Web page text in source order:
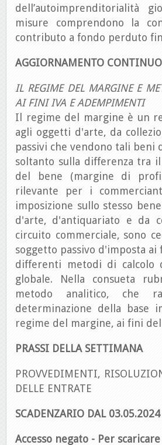
dell’autoimprenditorialità
misure comprendono la
contributo a fondo perduto
AGGIORNAMENTO
IL REGIME DEL MARGINE E
AI FINI IVA E ADEMPIMENTI
Il regime del margine è un
agli oggetti d'arte, da
passivi che vendono tali beni
soltanto sulla differenza tra
del bene (margine di
rilevante per i
imposizione sullo stesso
d'arte, d'antiquariato e da
circuito commerciale, sono
soggetto passivo d'imposta
differenti metodi di calcolo
globale. Nella consueta
metodo analitico, che
determinazione della base
regime del margine, ai fini
PRASSI DELLA SETTIMANA
PROVVEDIMENTI,
DELLE ENTRATE
SCADENZARIO DAL
Accesso negato - Per